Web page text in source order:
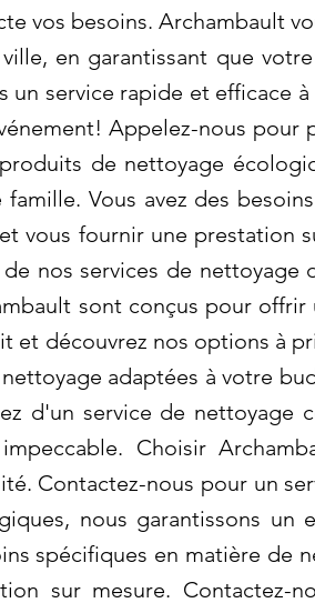
vos besoins. Archambault
en garantissant que
service rapide et efficace
Appelez-nous pour
de nettoyage
Vous avez des
vous fournir une prestation
nos services de nettoyage
sont conçus pour
et découvrez nos options à
adaptées à votre
d'un service de nettoyage
Choisir
Contactez-nous pour un
nous garantissons un
spécifiques en matière de
sur mesure. Contactez-